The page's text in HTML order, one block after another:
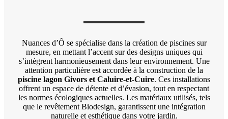
Nuances d’Ô se spécialise dans la création de piscines sur
mesure, en mettant l’accent sur des designs uniques qui
s’intègrent harmonieusement dans leur environnement. Une
attention particulière est accordée à la construction de la
piscine lagon Givors et Caluire-et-Cuire. Ces installations
offrent un espace de détente et d’évasion, tout en respectant
les normes écologiques actuelles. Les matériaux utilisés, tels
que le revêtement Biodesign, garantissent une intégration
naturelle et esthétique dans votre jardin.